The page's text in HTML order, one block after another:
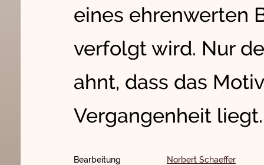
eines ehrenwerten
verfolgt wird. Nur
ahnt, dass das
Vergangenheit liegt.
Bearbeitung
Norbert Schaeffer